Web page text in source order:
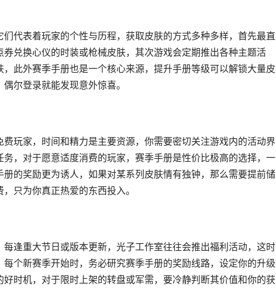
代表着玩家的个性与历程，获取皮肤的方式多种多样，首先最直
兑换心仪的时装或枪械皮肤，其次游戏会定期推出各种主题活
此外赛季手册也是一个核心来源，提升手册等级可以解锁大量皮
尔登录就能发现意外惊喜。
玩家，时间和精力是主要资源，你需要密切关注游戏内的活动界
，对于愿意适度消费的玩家，赛季手册是性价比极高的选择，一
的奖励更为诱人，如果对某系列皮肤情有独钟，那么需要提前储
只为你真正热爱的东西投入。
逢重大节日或版本更新，光子工作室往往会推出福利活动，这时
个新赛季开始时，务必研究赛季手册的奖励线路，设定你的升级
时机，对于限时上架的转盘或军需，要冷静判断其价值和你的获